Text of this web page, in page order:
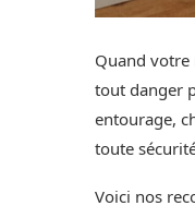
Quand votre
tout danger
entourage,
toute
Voici nos